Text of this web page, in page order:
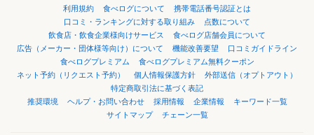
利用規約 食べログについて
携帯電話番号認証とは
口コミ・ランキングに対する取り組み
点数について
飲食店・飲食企業様向けサービス
食べログ店舗会員について
広告（メーカー・団体様等向け）について
機能改善要望
口コミガイドライン
食べログプレミアム
食べログプレミアム無料クーポン
ネット予約（リクエスト予約）
個人情報保護方針
外部送信（オプトアウト）
特定商取引法に基づく表記
推奨環境
ヘルプ・お問い合わせ 採用情報 企業情報
キーワード一覧
サイトマップ
チェーン一覧